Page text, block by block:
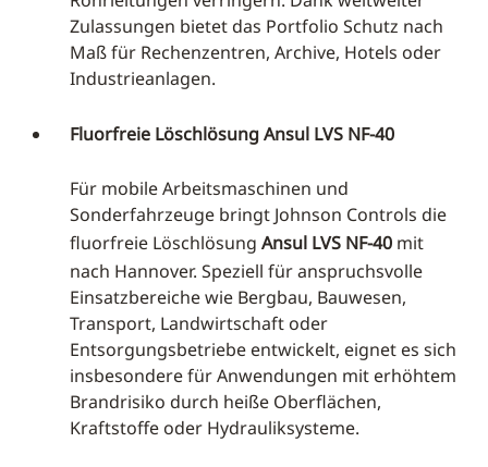
Zulassungen bietet das Portfolio Schutz nach
Maß für Rechenzentren, Archive, Hotels oder
Industrieanlagen.
Fluorfreie Löschlösung Ansul LVS NF-40
Für mobile Arbeitsmaschinen und
Sonderfahrzeuge bringt Johnson Controls die
fluorfreie Löschlösung Ansul LVS NF-40 mit
nach Hannover. Speziell für anspruchsvolle
Einsatzbereiche wie Bergbau, Bauwesen,
Transport, Landwirtschaft oder
Entsorgungsbetriebe entwickelt, eignet es sich
insbesondere für Anwendungen mit erhöhtem
Brandrisiko durch heiße Oberflächen,
Kraftstoffe oder Hydrauliksysteme.